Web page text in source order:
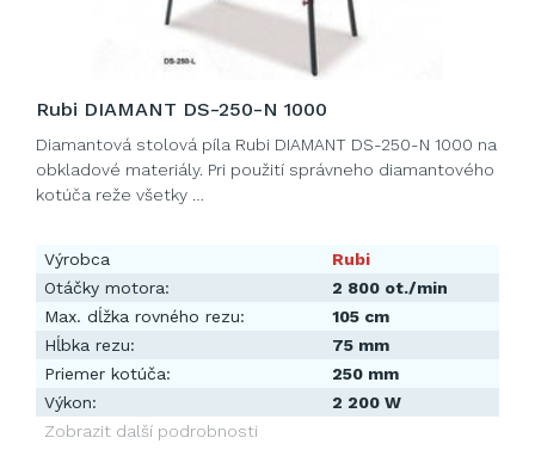
Rubi DIAMANT DS-250-N 1000
Diamantová stolová píla Rubi DIAMANT DS-250-N 1000 na
obkladové materiály. Pri použití správneho diamantového
kotúča reže všetky …
Výrobca
Rubi
Otáčky motora:
2 800 ot./min
Max. dĺžka rovného rezu:
105 cm
Hĺbka rezu:
75 mm
Priemer kotúča:
250 mm
Výkon:
2 200 W
Zobrazit další podrobnosti